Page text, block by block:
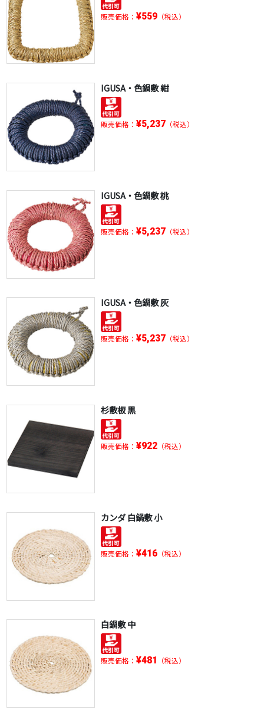
販売価格： ¥559（税込）
IGUSA・色鍋敷 紺
販売価格： ¥5,237（税込）
IGUSA・色鍋敷 桃
販売価格： ¥5,237（税込）
IGUSA・色鍋敷 灰
販売価格： ¥5,237（税込）
杉敷板 黒
販売価格： ¥922（税込）
カンダ 白鍋敷 小
販売価格： ¥416（税込）
白鍋敷 中
販売価格： ¥481 （税込）